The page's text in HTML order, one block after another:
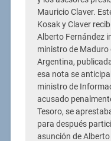
Mauricio Claver.
Kosak y Claver
Alberto Fernández
ministro de Maduro
Argentina,
esa nota se
ministro de
acusado
Tesoro, se
para después
asunción de